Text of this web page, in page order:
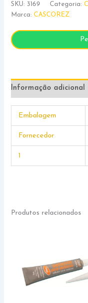
SKU: 3169 Categoria:
Marca:CASCOREZ
Informação adicional
Embalagem
Fornecedor
1
Produtos relacionados